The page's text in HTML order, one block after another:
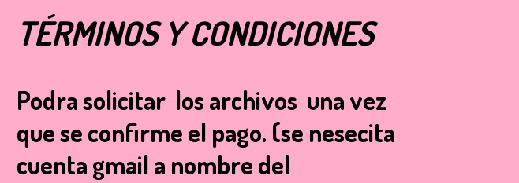
TÉRMINOS Y CONDICIONES
Podra solicitar los archivos una vez
que se confirme el pago. (se nesecita
cuenta gmail a nombre del